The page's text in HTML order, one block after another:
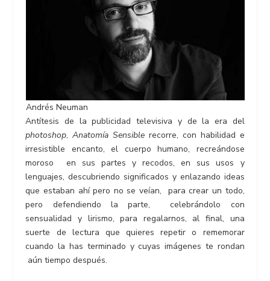
Andrés Neuman
Antítesis de la publicidad televisiva y de la era del
photoshop,Anatomía Sensible recorre, con habilidad e
irresistible encanto, el cuerpo humano, recreándose
moroso en sus partes y recodos, en sus usos y
lenguajes, descubriendo significados y enlazando ideas
que estaban ahí pero no se veían, para crear un todo,
pero defendiendo la parte, celebrándolo con
sensualidad y lirismo, para regalarnos, al final, una
suerte de lectura que quieres repetir o rememorar
cuando la has terminado y cuyas imágenes te rondan
aún tiempo después.